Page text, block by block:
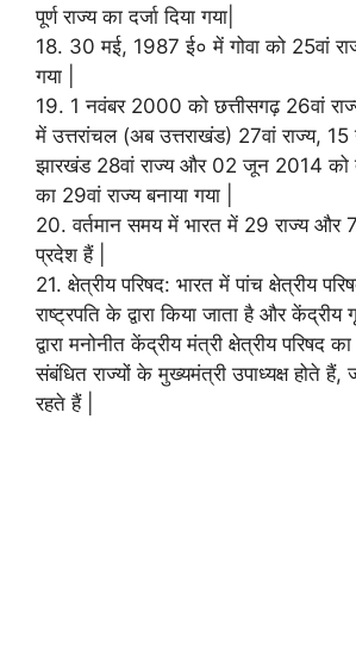
पूर्ण राज्य का दर्जा दिया गया|
18. 30 मई, 1987 ई० में गोवा को 25वां
गया |
19. 1 नवंबर 2000 को छत्तीसगढ़ 26वां
में उत्तरांचल (अब उत्तराखंड) 27वां राज्य,
झारखंड 28वां राज्य और 02 जून 2014 को
का 29वां राज्‍य बनाया गया |
20. वर्तमान समय में भारत में 29 राज्य और
प्रदेश हैं |
21. क्षेत्रीय परिषद: भारत में पांच क्षेत्रीय
राष्ट्रपति के द्वारा किया जाता है और केंद्रीय
द्वारा मनोनीत केंद्रीय मंत्री क्षेत्रीय परिषद
संबंधित राज्यों के मुख्यमंत्री उपाध्यक्ष होते हैं,
रहते हैं |